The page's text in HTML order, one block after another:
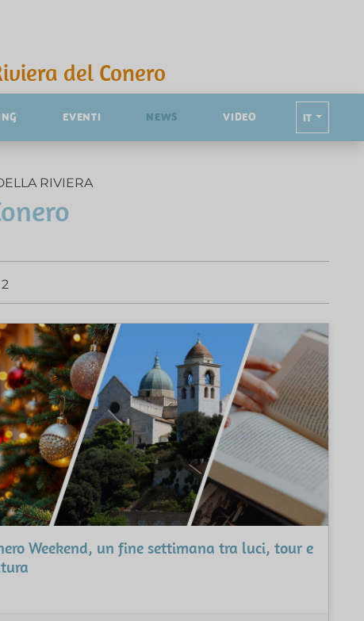
del Conero
EVENTI NEWS VIDEO IT
RIVIERA
2
Weekend, un fine settimana tra luci, tour e